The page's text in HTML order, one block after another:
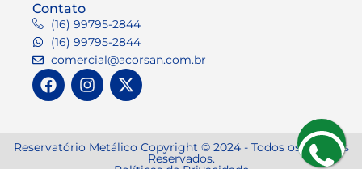
Contato
(16) 99795-2844
(16) 99795-2844
comercial@acorsan.com.br
Reservatório Metálico Copyright © 2024 - Todos os Direitos
Reservados.